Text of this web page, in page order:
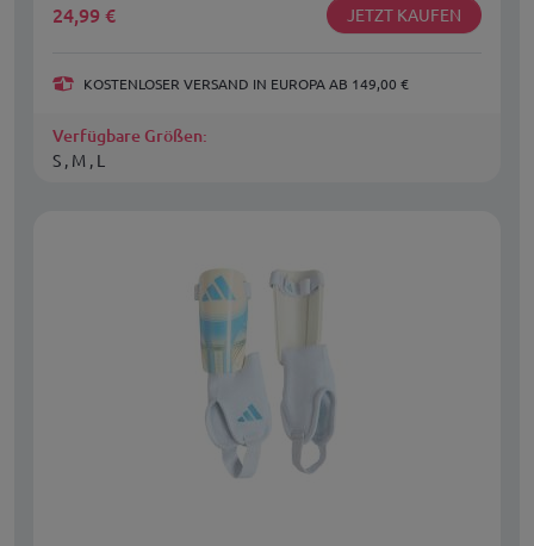
24,99 € JETZT KAUFEN
KOSTENLOSER VERSAND IN EUROPA AB 149,00 €
Verfügbare Größen:
S , M , L